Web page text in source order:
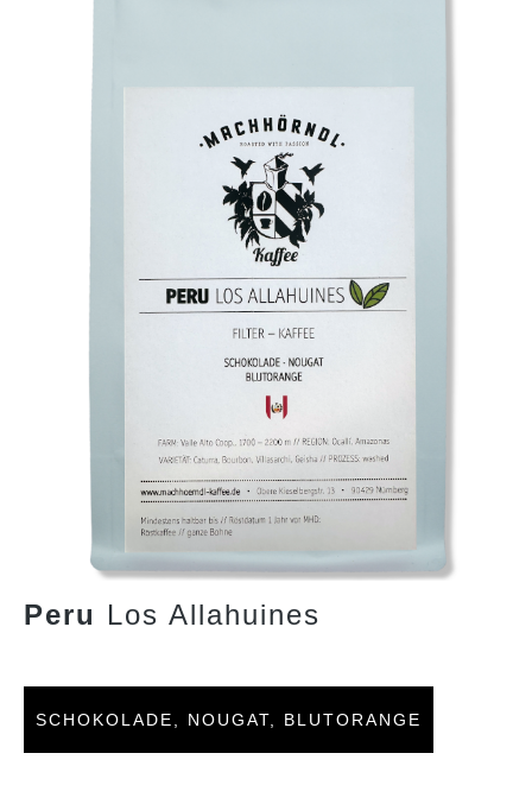
Peru Los Allahuines
SCHOKOLADE, NOUGAT, BLUTORANGE